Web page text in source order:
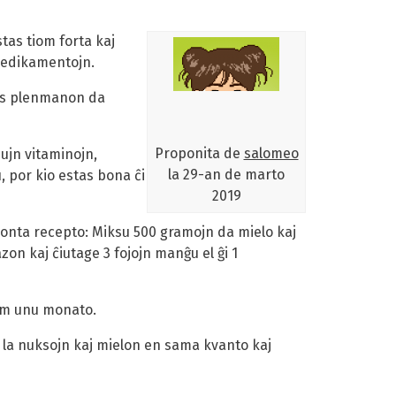
Proponita de salomeo
la 29-an de marto
2019
tiom forta kaj
plenmanon da
vitaminojn,
por kio estas bona ĉi
recepto: Miksu 500 gramojn da mielo kaj
kaj ĉiutage 3 fojojn manĝu el ĝi 1
unu monato.
nuksojn kaj mielon en sama kvanto kaj